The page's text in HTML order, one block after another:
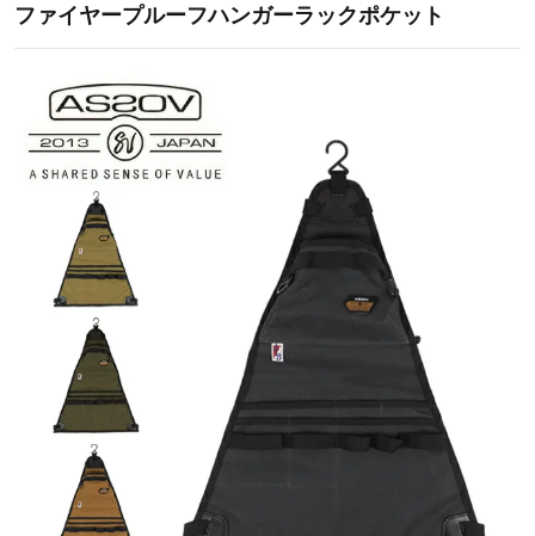
ファイヤープルーフハンガーラックポケット